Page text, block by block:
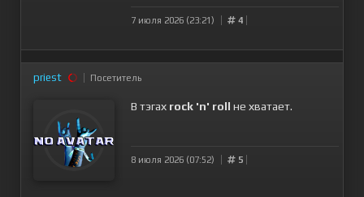
7 июля 2026 (23:21) 4
priest Посетитель
В тэгах rock 'n' roll не хватает.
8 июля 2026 (07:52) 5